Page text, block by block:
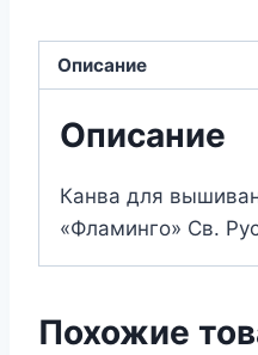
Св.
(19х24)
Описание
Описание
Канва для
«Фламинго» Св.
Похожие